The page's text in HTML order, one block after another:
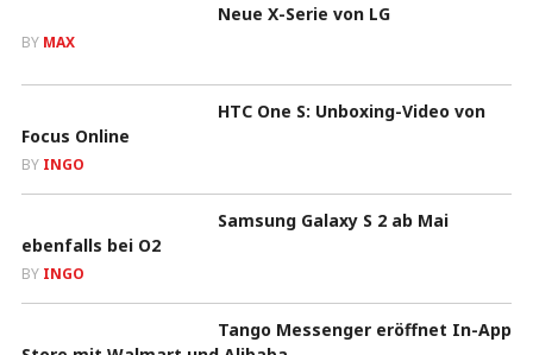
Neue X-Serie von LG
BY MAX
HTC One S: Unboxing-Video von
Focus Online
BY INGO
Samsung Galaxy S 2 ab Mai
ebenfalls bei O2
BY INGO
Tango Messenger eröffnet In-App